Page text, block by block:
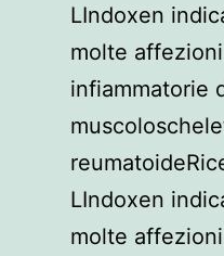
LIndoxen
molte
infiammatorie
LIndoxen
molte